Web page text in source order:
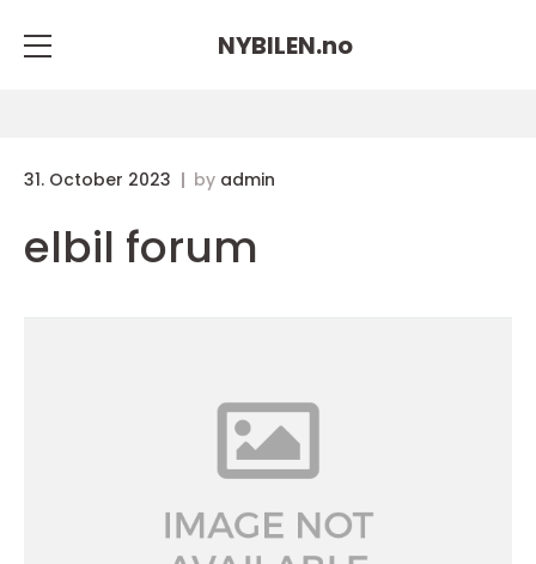
NYBILEN.no
31. October 2023 by admin
elbil forum